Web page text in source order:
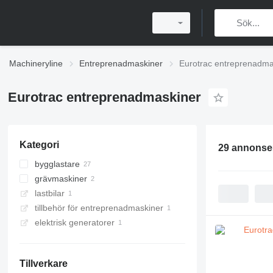
Machineryline Entreprenadmaskiner Eurotrac
Eurotrac entreprenadmaskiner
Kategori
bygglastare
kompaktlastare
hjullastare
teleskophjullastare
grävmaskiner
minigrävare
lastbilar
minidumpers
tillbehör för entreprenadmaskiner
elektrisk generatorer
Tillverkare
29